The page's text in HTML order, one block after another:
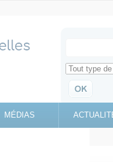
Search for
Retrouvez toute
MÉDIAS